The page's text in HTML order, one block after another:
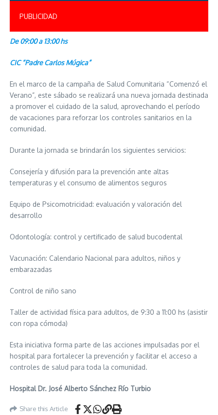
PUBLICIDAD
De 09:00 a 13:00 hs
CIC “Padre Carlos Múgica”
En el marco de la campaña de Salud Comunitaria “Comenzó el
Verano”, este sábado se realizará una nueva jornada destinada
a promover el cuidado de la salud, aprovechando el período
de vacaciones para reforzar los controles sanitarios en la
comunidad.
Durante la jornada se brindarán los siguientes servicios:
Consejería y difusión para la prevención ante altas
temperaturas y el consumo de alimentos seguros
Equipo de Psicomotricidad: evaluación y valoración del
desarrollo
Odontología: control y certificado de salud bucodental
Vacunación: Calendario Nacional para adultos, niños y
embarazadas
Control de niño sano
Taller de actividad física para adultos, de 9:30 a 11:00 hs (asistir
con ropa cómoda)
Esta iniciativa forma parte de las acciones impulsadas por el
hospital para fortalecer la prevención y facilitar el acceso a
controles de salud para toda la comunidad.
Hospital Dr. José Alberto Sánchez Río Turbio
Share this Article